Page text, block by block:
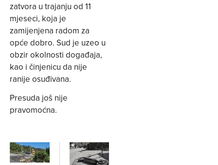
zatvora u trajanju od 11
mjeseci, koja je
zamijenjena radom za
opće dobro. Sud je uzeo u
obzir okolnosti događaja,
kao i činjenicu da nije
ranije osuđivana.
Presuda još nije
pravomoćna.